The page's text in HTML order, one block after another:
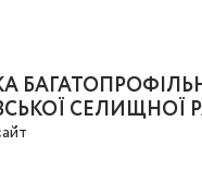
СЕЛИЩНОЇ